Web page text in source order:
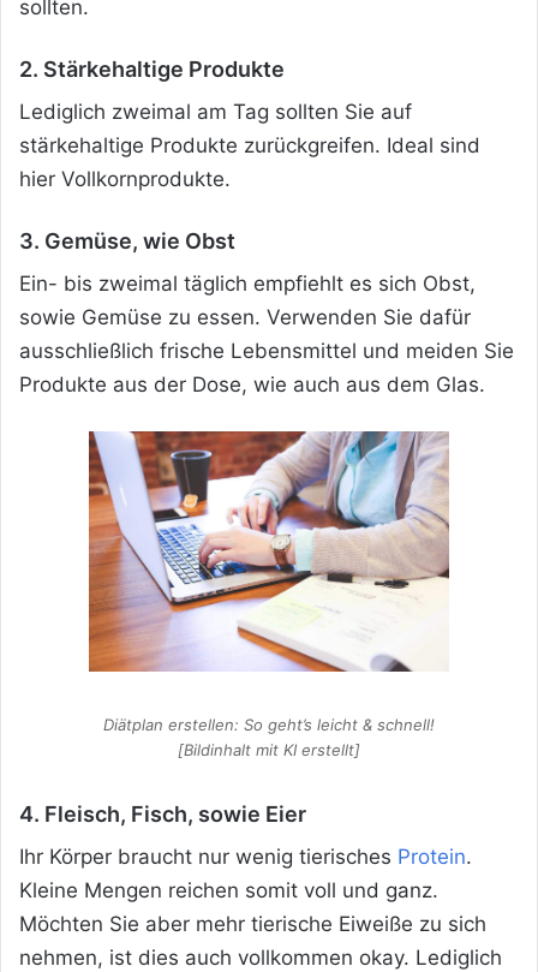
sollten.
2. Stärkehaltige Produkte
Lediglich zweimal am Tag sollten Sie auf
stärkehaltige Produkte zurückgreifen. Ideal sind
hier Vollkornprodukte.
3. Gemüse, wie Obst
Ein- bis zweimal täglich empfiehlt es sich Obst,
sowie Gemüse zu essen. Verwenden Sie dafür
ausschließlich frische Lebensmittel und meiden Sie
Produkte aus der Dose, wie auch aus dem Glas.
Diätplan erstellen: So geht’s leicht & schnell!
[Bildinhalt mit KI erstellt]
4. Fleisch, Fisch, sowie Eier
Ihr Körper braucht nur wenig tierisches Protein.
Kleine Mengen reichen somit voll und ganz.
Möchten Sie aber mehr tierische Eiweiße zu sich
nehmen, ist dies auch vollkommen okay. Lediglich